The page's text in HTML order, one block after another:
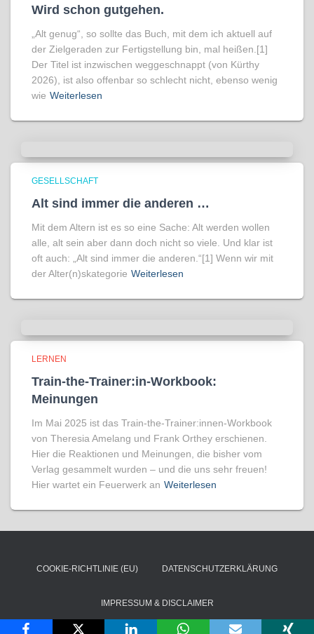
Wird schon gutgehen.
„Alt genug“, so sollte das Buch, mit dem ich aktuell auf
der Zielgeraden zur Fertigstellung bin, mal heißen.[1]
Der Titel ist inzwischen weggeschnappt (von Kürthy
2026), ist also offenbar so schlecht nicht, ebenso wenig
wie Weiterlesen
GESELLSCHAFT
Alt sind immer die anderen …
Mit dem Altern ist es so eine Sache: Alt werden wollen
alle, alt sein aber dann doch nicht so viele. Und klar ist
oft auch: „Alt sind immer die anderen.“[1] Wenn wir mit
der Alter(n)skategorie Weiterlesen
LERNEN
Train-the-Trainer:in-Workbook:
Meinungen
Im Mai 2025 ist das Train-the-Trainer:innen-Workbook
von Theresia Amelang und Frank Orthey erschienen.
Hier die Reaktionen und Meinungen, die bisher vom
Verlag gesammelt wurden – und die uns sehr freuen!
Hier wartet ein Feuerwerk an Weiterlesen
COOKIE-RICHTLINIE (EU) DATENSCHUTZERKLÄRUNG
IMPRESSUM & DISCLAIMER